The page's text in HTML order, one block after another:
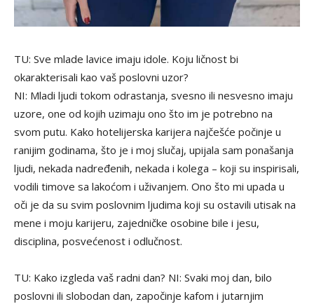
TU: Sve mlade lavice imaju idole. Koju ličnost bi
okarakterisali kao vaš poslovni uzor?
NI: Mladi ljudi tokom odrastanja, svesno ili nesvesno imaju
uzore, one od kojih uzimaju ono što im je potrebno na
svom putu. Kako hotelijerska karijera najčešće počinje u
ranijim godinama, što je i moj slučaj, upijala sam ponašanja
ljudi, nekada nadređenih, nekada i kolega – koji su inspirisali,
vodili timove sa lakoćom i uživanjem. Ono što mi upada u
oči je da su svim poslovnim ljudima koji su ostavili utisak na
mene i moju karijeru, zajedničke osobine bile i jesu,
disciplina, posvećenost i odlučnost.
TU: Kako izgleda vaš radni dan? NI: Svaki moj dan, bilo
poslovni ili slobodan dan, započinje kafom i jutarnjim